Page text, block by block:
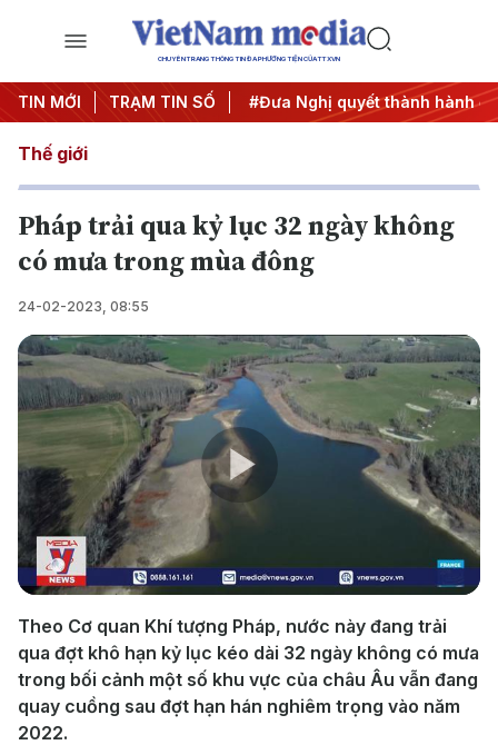
CHUYÊN TRANG THÔNG TIN ĐA PHƯƠNG TIỆN CỦA TTXVN
TIN MỚI TRẠM TIN SỐ
ương 3 #APEC 2027 #Đưa Nghị quyết thành hành
Thế giới
Pháp trải qua kỷ lục 32 ngày không
có mưa trong mùa đông
24-02-2023, 08:55
Play
Video
Theo Cơ quan Khí tượng Pháp, nước này đang trải
qua đợt khô hạn kỷ lục kéo dài 32 ngày không có mưa
trong bối cảnh một số khu vực của châu Âu vẫn đang
quay cuồng sau đợt hạn hán nghiêm trọng vào năm
2022.